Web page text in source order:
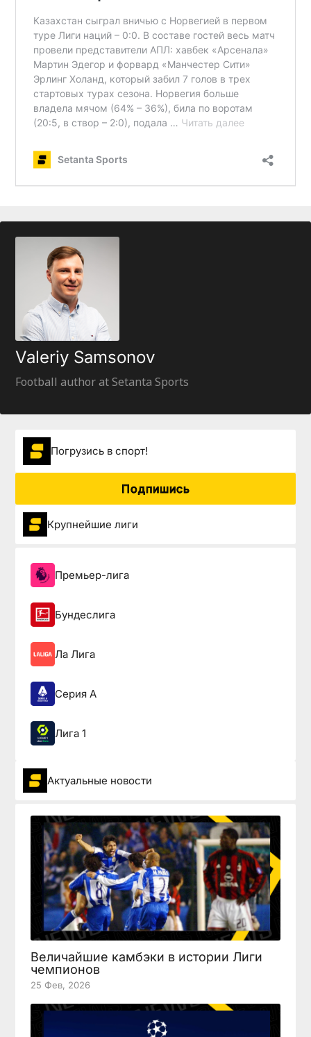
Valeriy Samsonov
Football author at Setanta Sports
Погрузиcь в спорт!
Подпишись
Крупнейшие лиги
Премьер-лига
Бундеслига
Ла Лига
Серия А
Лига 1
Актуальные новости
Величайшие камбэки в истории Лиги
чемпионов
25 Фев, 2026